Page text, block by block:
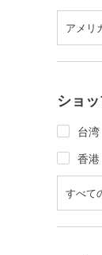
アメリ
ショ
台湾
香港
すべて